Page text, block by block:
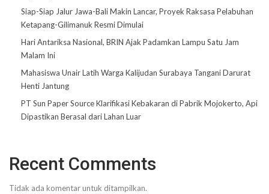
Siap-Siap Jalur Jawa-Bali Makin Lancar, Proyek Raksasa Pelabuhan
Ketapang-Gilimanuk Resmi Dimulai
Hari Antariksa Nasional, BRIN Ajak Padamkan Lampu Satu Jam
Malam Ini
Mahasiswa Unair Latih Warga Kalijudan Surabaya Tangani Darurat
Henti Jantung
PT Sun Paper Source Klarifikasi Kebakaran di Pabrik Mojokerto, Api
Dipastikan Berasal dari Lahan Luar
Recent Comments
Tidak ada komentar untuk ditampilkan.